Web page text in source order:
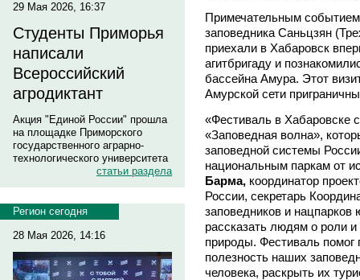
29 Мая 2026, 16:37
Студенты Приморья
написали
Всероссийский
агродиктант
Акция "Единой России" прошла
на площадке Приморского
государственного аграрно-
технологического университета
статьи раздела
Регион сегодня
28 Мая 2026, 14:16
Примечательным
заповедника Саньцзян
приехали в Хабаровск
агитбригаду и
бассейна Амура. Этот
Амурской сети
«Фестиваль в Хабаровске
«Заповедная волна»,
заповедной системы
национальным паркам от
Барма, координатор
России, секретарь
заповедников и
рассказать людям о роли
природы. Фестиваль помог
полезность наших
человека, раскрыть их